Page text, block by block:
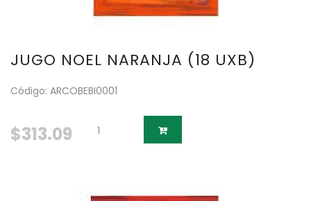
JUGO NOEL NARANJA (18 UXB)
Código: ARCOBEBI0001
$313.09